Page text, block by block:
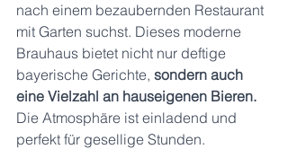
nach einem bezaubernden Restaurant
mit Garten suchst. Dieses moderne
Brauhaus bietet nicht nur deftige
bayerische Gerichte, sondern auch
eine Vielzahl an hauseigenen Bieren.
Die Atmosphäre ist einladend und
perfekt für gesellige Stunden.